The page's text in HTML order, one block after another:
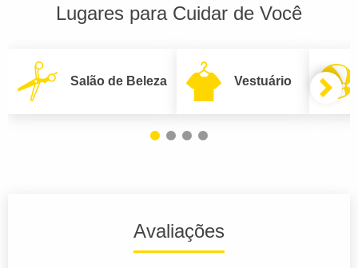
Lugares para Cuidar de Você
Salão de Beleza Vestuário
Avaliações